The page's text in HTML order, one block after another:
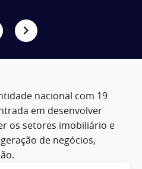
nacional com 19
em desenvolver
os setores imobiliário e
de negócios,